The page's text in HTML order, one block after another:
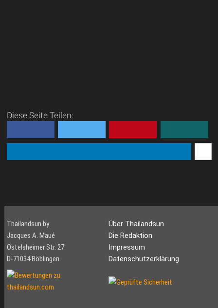
Diese Seite Teilen:
Thailandsun by
Jacques A. Maué
Ostelsheimer Str. 27
D-71034 Böblingen
Über Thailandsun
Die Redaktion
Impressum
Datenschutzerklärung